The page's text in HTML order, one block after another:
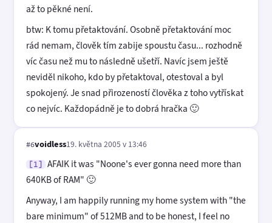
až to pěkné není.
btw: K tomu přetaktování. Osobně přetaktování moc
rád nemam, člověk tím zabije spoustu času... rozhodně
víc času než mu to následně ušetří. Navíc jsem ještě
neviděl nikoho, kdo by přetaktoval, otestoval a byl
spokojený. Je snad přirozeností člověka z toho vytřískat
co nejvíc. Každopádně je to dobrá hračka 🙂
#6voidless19. května 2005 v 13:46
[1]
AFAIK it was "Noone's ever gonna need more than
640KB of RAM" 🙂
Anyway, I am happily running my home system with "the
bare minimum" of 512MB and to be honest, I feel no